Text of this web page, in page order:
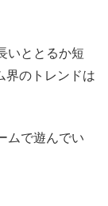
いととるか短
界のトレンドは
ムで遊んでい